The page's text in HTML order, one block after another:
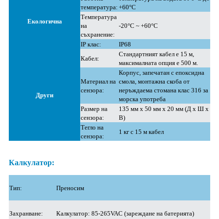
Екологична
температура: +60°C
Температура
на
съхранение:
-20°C ~ +60°C
IP клас: IP68
Други
Кабел:
Стандартният кабел е 15 м,
максималната опция е 500 м.
Материал на
сензора:
Корпус, запечатан с епоксидна
смола, монтажна скоба от
неръждаема стомана клас 316 за
морска употреба
Размер на
сензора:
135 мм x 50 мм x 20 мм (Д x Ш x
В)
Тегло на
сензора:
1 кг с 15 м кабел
Калкулатор:
Тип: Преносим
Захранване: Калкулатор: 85-265VAC (зареждане на батерията)